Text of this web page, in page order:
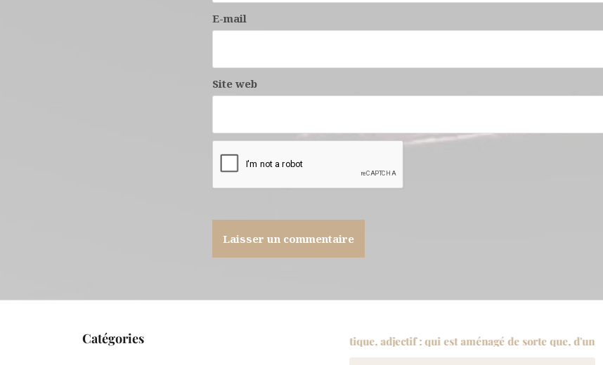
E-mail
Site web
Catégories
MOT DU JOUR - Panoptique, adjectif : qui est aménagé de sorte que, d'un point du bâtiment, on